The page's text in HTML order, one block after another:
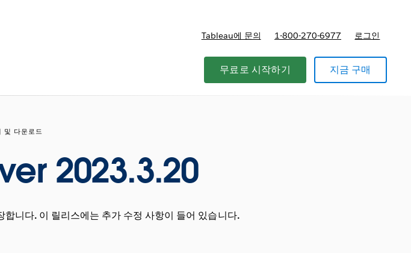
획 및 가격
Tableau에 문의 1-800-270-6977 로그인
무료로 시작하기 지금 구매
및 다운로드
2023.3.20
니다. 이 릴리스에는 추가 수정 사항이 들어 있습니다.